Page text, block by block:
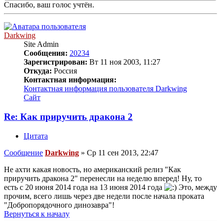
Спасибо, ваш голос учтён.
Darkwing
Site Admin
Сообщения: 20234
Зарегистрирован: Вт 11 ноя 2003, 11:27
Откуда: Россия
Контактная информация:
Контактная информация пользователя Darkwing
Сайт
Re: Как приручить дракона 2
Цитата
Сообщение Darkwing » Ср 11 сен 2013, 22:47
Не ахти какая новость, но американский релиз "Как
приручить дракона 2" перенесли на неделю вперед! Ну, то
есть с 20 июня 2014 года на 13 июня 2014 года
Это, между
прочим, всего лишь через две недели после начала проката
"Добропорядочного динозавра"!
Вернуться к началу